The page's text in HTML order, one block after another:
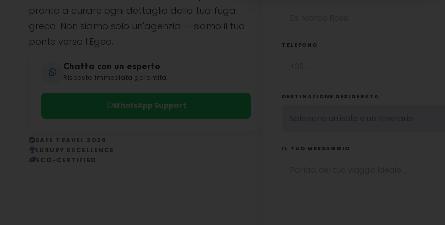
pronto a curare ogni dettaglio della tua fuga
greca. Non siamo solo un'agenzia — siamo il tuo
ponte verso l'Egeo.
Chatta con un esperto
Risposta immediata garantita
WhatsApp Support
SAFE TRAVEL 2026
LUXURY EXCELLENCE
ECO-CERTIFIED
TELEFONO
DESTINAZIONE DESIDERATA
IL TUO MESSAGGIO